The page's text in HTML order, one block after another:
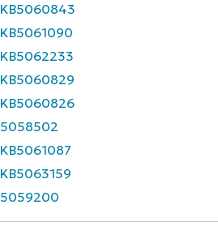
KB5060843
KB5061090
KB5062233
KB5060829
KB5060826
5058502
KB5061087
KB5063159
5059200